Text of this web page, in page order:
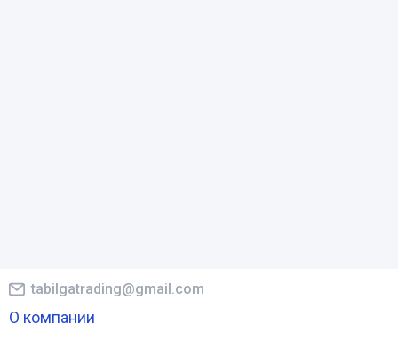
tabilgatrading@gmail.com
О компании